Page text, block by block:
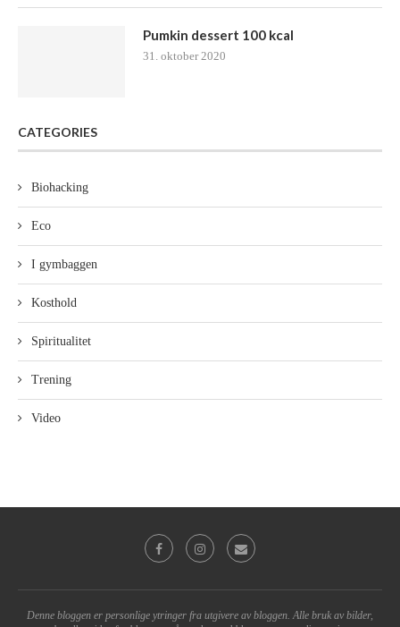
Pumkin dessert 100 kcal
31. oktober 2020
CATEGORIES
Biohacking
Eco
I gymbaggen
Kosthold
Spiritualitet
Trening
Video
Denne bloggen er personlige ytringer fra utgivere av bloggen. Alle bruk av bilder,